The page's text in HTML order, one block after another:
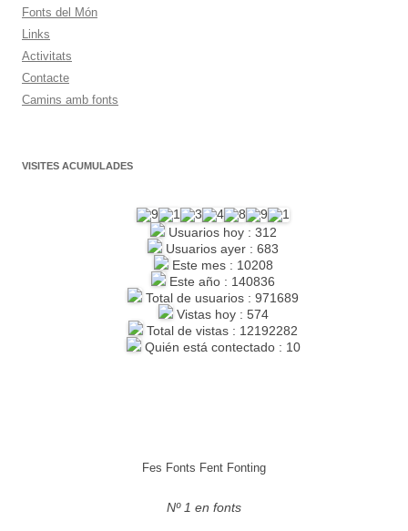
Fonts del Món
Links
Activitats
Contacte
Camins amb fonts
VISITES ACUMULADES
Usuarios hoy : 312
Usuarios ayer : 683
Este mes : 10208
Este año : 140836
Total de usuarios : 971689
Vistas hoy : 574
Total de vistas : 12192282
Quién está contectado : 10
Fes Fonts Fent Fonting
Nº 1 en fonts